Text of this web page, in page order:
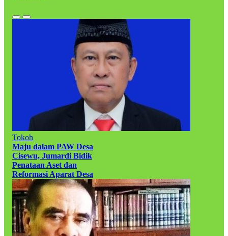
Tokoh
Maju dalam PAW Desa
Cisewu, Jumardi Bidik
Penataan Aset dan
Reformasi Aparat Desa